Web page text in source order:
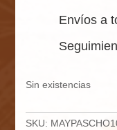
Envíos a
Sin existencias
SKU: